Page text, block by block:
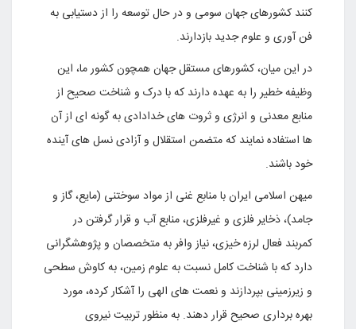
کنند کشورهای جهان سومی و در حال توسعه را از دستیابی به
فن آوری و علوم جدید بازدارند.
در این میان، کشورهای مستقل جهان همچون کشور ما، این
وظیفه خطیر را به عهده دارند که با درک و شناخت صحیح از
منابع معدنی و انرژی و ثروت های خدادادی به گونه ای از آن
ها استفاده نمایند که متضمن استقلال و آزادی نسل های آینده
خود باشند.
میهن اسلامی ایران با منابع غنی از مواد سوختنی (مایع، گاز و
جامد)، ذخایر فلزی و غیرفلزی، منابع آب و قرار گرفتن در
کمربند فعال لرزه خیزی، نیاز وافر به متخصصان و پژوهشگرانی
دارد که با شناخت کامل نسبت به علوم زمین، به کاوش سطحی
و زیرزمینی بپردازند و نعمت های الهی را آشکار کرده، مورد
بهره برداری صحیح قرار دهند. به منظور تربیت نیروی